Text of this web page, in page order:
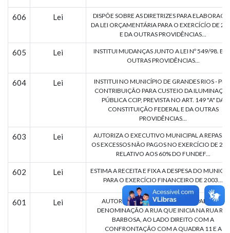
606 Lei
DISPÕE SOBRE AS DIRETRIZES PARA
DA LEI ORÇAMENTÁRIA PARA O EXERCÍCÍO DE
E DA OUTRAS PROVIDÊNCIAS...
605 Lei
INSTITUI MUDANÇAS JUNTO A LEI Nº 549/98. E
OUTRAS PROVIDÊNCIAS...
604 Lei
INSTITUI NO MUNICÍPIO DE GRANDES RIOS - PR.
CONTRIBUIÇÃO PARA CUSTEIO DA
PÚBLICA CCIP, PREVISTA NO ART. 149 "A" DA
CONSTITUIÇÃO FEDERAL E DA OUTRAS
PROVIDÊNCIAS...
603 Lei
AUTORIZA O EXECUTIVO MUNICIPAL A
OS EXCESSOS NÃO PAGOS NO EXERCÍCIO DE
RELATIVO AOS 60% DO FUNDEF...
602 Lei
ESTIMA A RECEITA E FIXA A DESPESA DO
PARA O EXERCÍCIO FINANCEIRO DE 2003...
601 Lei
AUTORIZA O EXECUTIVO MUNICIPAL A DAR
DENOMINAÇÃO A RUA QUE INICIA NA RUA RUI
BARBOSA, AO LADO DIREITO COM A
CONFRONTAÇÃO COM A QUADRA 11 E A